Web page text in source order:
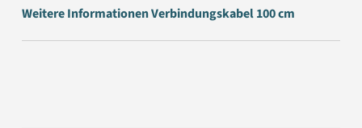
Weitere Informationen Verbindungskabel 100 cm